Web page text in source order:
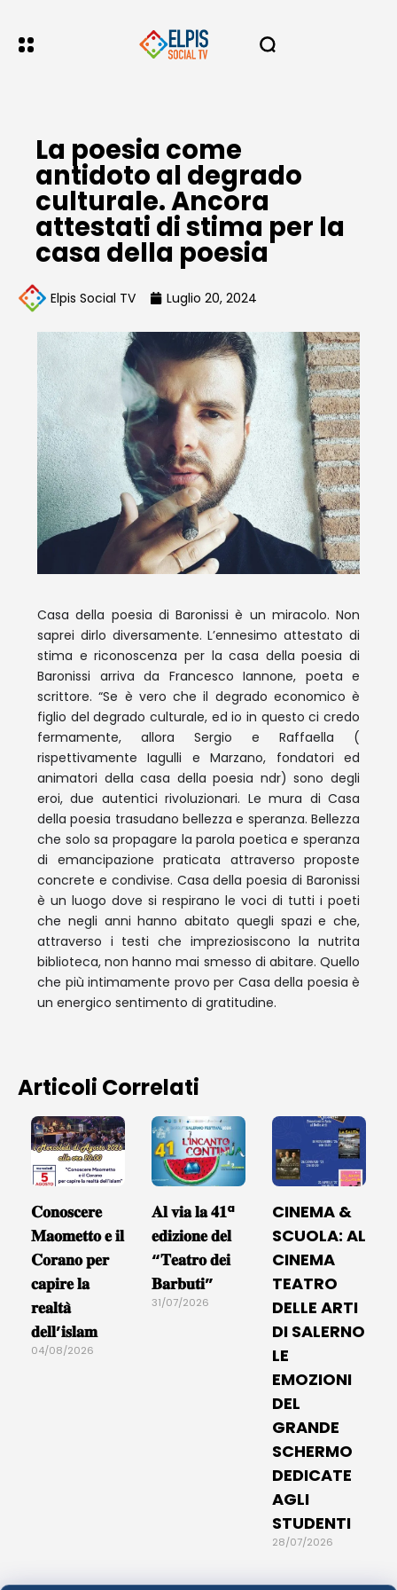
La poesia come
antidoto al degrado
culturale. Ancora
attestati di stima per la
casa della poesia
Elpis Social TV Luglio 20, 2024
Casa della poesia di Baronissi è un miracolo. Non
saprei dirlo diversamente. L’ennesimo attestato di
stima e riconoscenza per la casa della poesia di
Baronissi arriva da Francesco Iannone, poeta e
scrittore. “Se è vero che il degrado economico è
figlio del degrado culturale, ed io in questo ci credo
fermamente, allora Sergio e Raffaella (
rispettivamente Iagulli e Marzano, fondatori ed
animatori della casa della poesia ndr) sono degli
eroi, due autentici rivoluzionari. Le mura di Casa
della poesia trasudano bellezza e speranza. Bellezza
che solo sa propagare la parola poetica e speranza
di emancipazione praticata attraverso proposte
concrete e condivise. Casa della poesia di Baronissi
è un luogo dove si respirano le voci di tutti i poeti
che negli anni hanno abitato quegli spazi e che,
attraverso i testi che impreziosiscono la nutrita
biblioteca, non hanno mai smesso di abitare. Quello
che più intimamente provo per Casa della poesia è
un energico sentimento di gratitudine.
Articoli Correlati
𝐂𝐨𝐧𝐨𝐬𝐜𝐞𝐫𝐞
𝐌𝐚𝐨𝐦𝐞𝐭𝐭𝐨 𝐞 𝐢𝐥
𝐂𝐨𝐫𝐚𝐧𝐨 𝐩𝐞𝐫
𝐜𝐚𝐩𝐢𝐫𝐞 𝐥𝐚
𝐫𝐞𝐚𝐥𝐭𝐚̀
𝐝𝐞𝐥𝐥’𝐢𝐬𝐥𝐚𝐦
04/08/2026
𝐀𝐥 𝐯𝐢𝐚 𝐥𝐚 𝟒𝟏ª
𝐞𝐝𝐢𝐳𝐢𝐨𝐧𝐞 𝐝𝐞𝐥
“𝐓𝐞𝐚𝐭𝐫𝐨 𝐝𝐞𝐢
𝐁𝐚𝐫𝐛𝐮𝐭𝐢”
31/07/2026
CINEMA &
SCUOLA: AL
CINEMA
TEATRO
DELLE ARTI
DI SALERNO
LE
EMOZIONI
DEL
GRANDE
SCHERMO
DEDICATE
AGLI
STUDENTI
28/07/2026